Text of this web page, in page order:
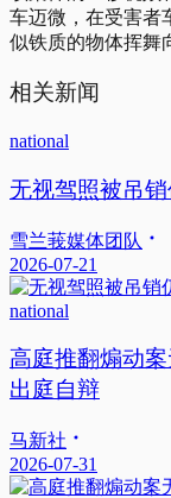
车迈微，在受害者
似铁质的物体挥舞
相关新闻
national
无视驾照被吊
雪兰莪媒体团队
2026-07-21
national
高庭推翻煽动
出庭自辩
马新社
2026-07-31